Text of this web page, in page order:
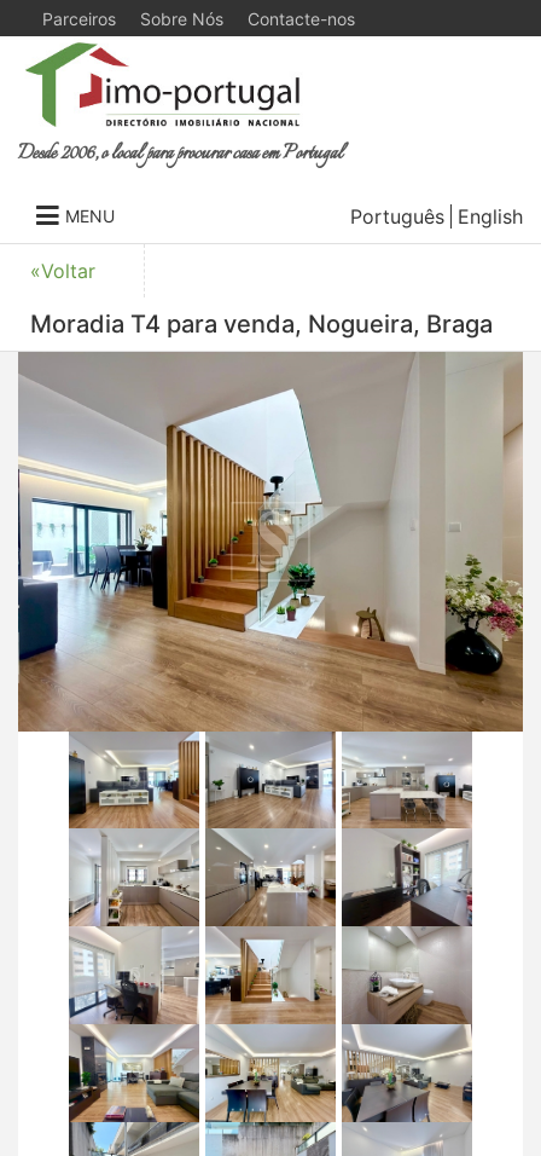
Parceiros Sobre Nós Contacte-nos
Desde 2006, o local para procurar casa em Portugal
MENU Português English
«Voltar
Moradia T4 para venda, Nogueira, Braga